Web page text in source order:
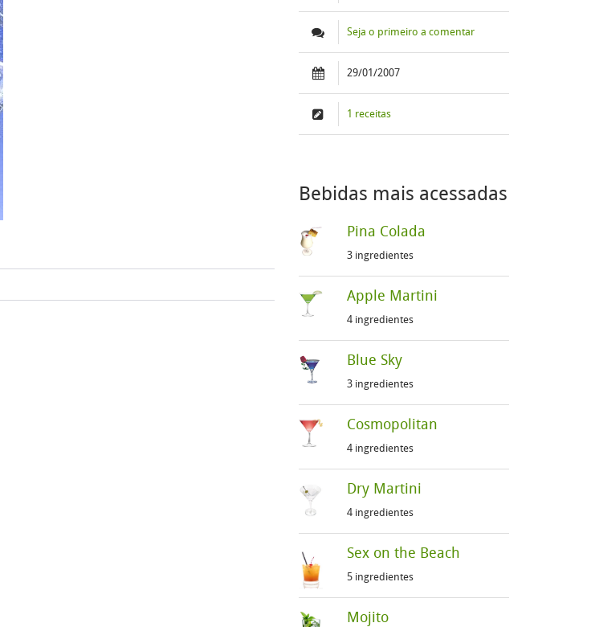
Seja o primeiro a comentar
29/01/2007
1 receitas
Bebidas mais acessadas
Pina Colada
3 ingredientes
Apple Martini
4 ingredientes
Blue Sky
3 ingredientes
Cosmopolitan
4 ingredientes
Dry Martini
4 ingredientes
Sex on the Beach
5 ingredientes
Mojito